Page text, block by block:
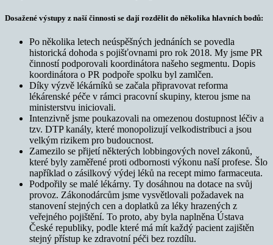
Dosažené výstupy z naší činnosti se dají rozdělit do několika hlavních bodů:
Po několika letech neúspěšných jednáních se povedla
historická dohoda s pojišťovnami pro rok 2018. My jsme PR
činností podporovali koordinátora našeho segmentu. Dopis
koordinátora o PR podpoře spolku byl zamlčen.
Díky výzvě lékárníků se začala připravovat reforma
lékárenské péče v rámci pracovní skupiny, kterou jsme na
ministerstvu iniciovali.
Intenzivně jsme poukazovali na omezenou dostupnost léčiv a
tzv. DTP kanály, které monopolizují velkodistribuci a jsou
velkým rizikem pro budoucnost.
Zamezilo se přijetí některých lobbingových novel zákonů,
které byly zaměřené proti odbornosti výkonu naší profese. Šlo
například o zásilkový výdej léků na recept mimo farmaceuta.
Podpořily se malé lékárny. Ty dosáhnou na dotace na svůj
provoz. Zákonodárcům jsme vysvětlovali požadavek na
stanovení stejných cen a doplatků za léky hrazených z
veřejného pojištění. To proto, aby byla naplněna Ústava
České republiky, podle které má mít každý pacient zajištěn
stejný přístup ke zdravotní péči bez rozdílu.